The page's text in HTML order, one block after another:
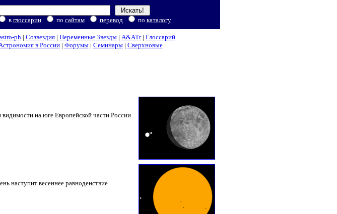
в глоссарии по сайтам перевод по каталогу
ph | Созвездия | Переменные Звезды | A&ATr| Глоссарий
в России| Форумы| Семинары| Сверхновые
на юге Европейской части России
наступит весеннее равноденствие